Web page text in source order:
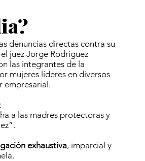
denuncias directas contra su
juez Jorge Rodríguez
las integrantes de la
mujeres líderes en diversos
empresarial.
a las madres protectoras y
exhaustiva, imparcial y